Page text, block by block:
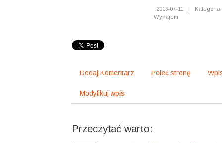
2016-07-11 |
Wynajem
Dodaj Komentarz Poleć stronę
Modyfikuj wpis
Przeczytać warto: